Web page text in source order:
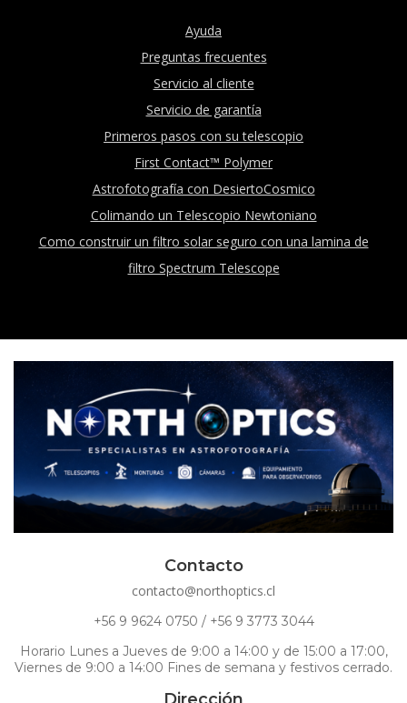
Ayuda
Preguntas frecuentes
Servicio al cliente
Servicio de garantía
Primeros pasos con su telescopio
First Contact™ Polymer
Astrofotografía con DesiertoCosmico
Colimando un Telescopio Newtoniano
Como construir un filtro solar seguro con una lamina de
filtro Spectrum Telescope
Contacto
contacto@northoptics.cl
+56 9 9624 0750 / +56 9 3773 3044
Horario Lunes a Jueves de 9:00 a 14:00 y de 15:00 a 17:00,
Viernes de 9:00 a 14:00 Fines de semana y festivos cerrado.